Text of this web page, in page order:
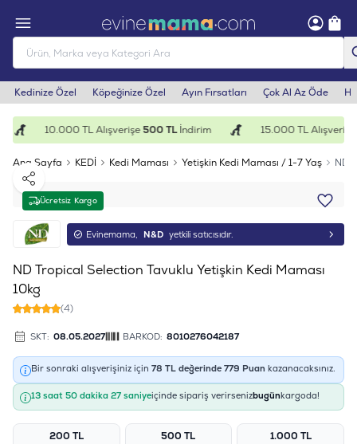
Kedinize Özel Köpeğinize Özel Ayın Fırsatları Çok Al Az Öde
10.000 TL Alışverişe500 TLİndirim 15.000 TL Alışverişe
Ana Sayfa KEDİ Kedi Maması Yetişkin Kedi Maması / 1-7 Yaş ND
Ücretsiz Kargo
Paylaş
Evinemama, N&D yetkili satıcısıdır.
ND Tropical Selection Tavuklu Yetişkin Kedi Maması
10kg
(4)
SKT: 08.05.2027 BARKOD: 8010276042187
Bir sonraki alışverişiniz için 78 TL değerinde 779 Puan kazanacaksınız.
13 saat 50 dakika 27 saniyeiçinde sipariş verirsenizbugünkargoda!
200 TL 500 TL 1.000 TL